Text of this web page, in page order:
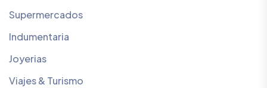
Supermercados
Indumentaria
Joyerias
Viajes & Turismo